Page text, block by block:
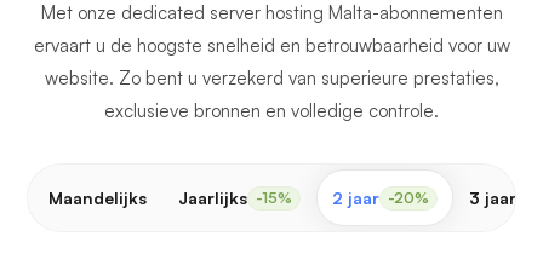
Met onze dedicated server hosting Malta-abonnementen
ervaart u de hoogste snelheid en betrouwbaarheid voor uw
website. Zo bent u verzekerd van superieure prestaties,
exclusieve bronnen en volledige controle.
Maandelijks Jaarlijks -15% 2 jaar -20% 3 jaar